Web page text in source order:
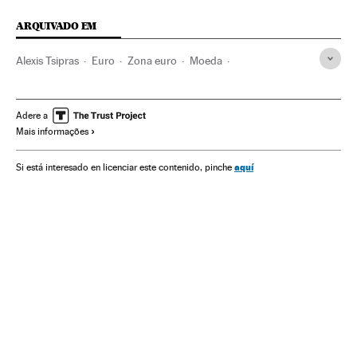
ARQUIVADO EM
Alexis Tsipras Euro Zona euro Moeda
Organizações internacionais
Partidos políticos Europa Sul Europa Política
Adere a
Mais informações
Si está interesado en licenciar este contenido, pinche aquí